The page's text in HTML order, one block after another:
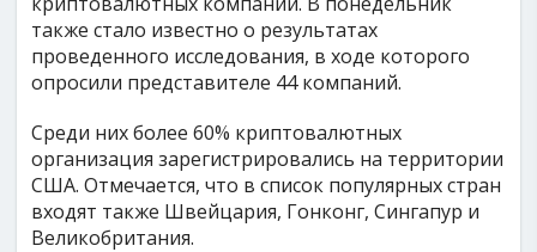
также стало известно о результатах
проведенного исследования, в ходе которого
опросили представителе 44 компаний.
Среди них более 60% криптовалютных
организация зарегистрировались на территории
США. Отмечается, что в список популярных стран
входят также Швейцария, Гонконг, Сингапур и
Великобритания.